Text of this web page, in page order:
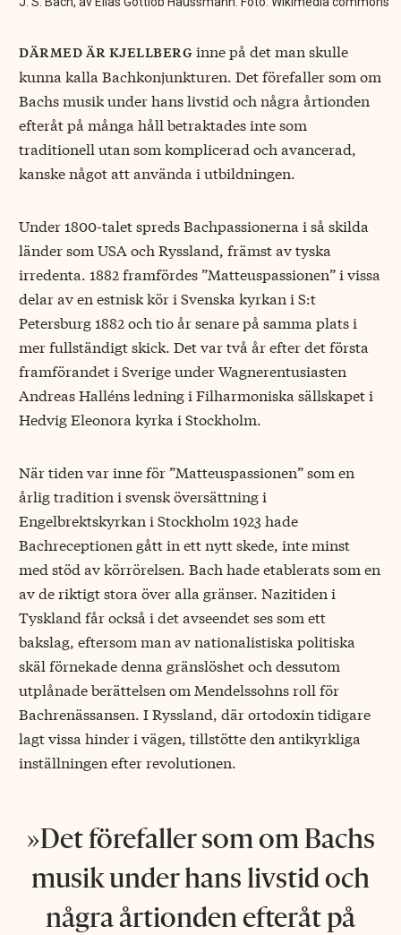
därmed är kjellberginne på det man skulle
kunna kalla Bachkonjunkturen. Det förefaller som om
Bachs musik under hans livstid och några årtionden
efteråt på många håll betraktades inte som
traditionell utan som komplicerad och avancerad,
kanske något att använda i utbildningen.
Under 1800-talet spreds Bachpassionerna i så skilda
länder som USA och Ryssland, främst av tyska
irredenta. 1882 framfördes ”Matteuspassionen” i vissa
delar av en estnisk kör i Svenska kyrkan i S:t
Petersburg 1882 och tio år senare på samma plats i
mer fullständigt skick. Det var två år efter det första
framförandet i Sverige under Wagnerentusiasten
Andreas Halléns ledning i Filharmoniska sällskapet i
Hedvig Eleonora kyrka i Stockholm.
När tiden var inne för ”Matteuspassionen” som en
årlig tradition i svensk översättning i
Engelbrektskyrkan i Stockholm 1923 hade
Bachreceptionen gått in ett nytt skede, inte minst
med stöd av körrörelsen. Bach hade etablerats som en
av de riktigt stora över alla gränser. Nazitiden i
Tyskland får också i det avseendet ses som ett
bakslag, eftersom man av nationalistiska politiska
skäl förnekade denna gränslöshet och dessutom
utplånade berättelsen om Mendelssohns roll för
Bachrenässansen. I Ryssland, där ortodoxin tidigare
lagt vissa hinder i vägen, tillstötte den antikyrkliga
inställningen efter revolutionen.
Det förefaller som om Bachs
musik under hans livstid och
några årtionden efteråt på